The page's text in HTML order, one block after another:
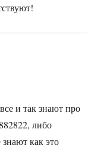
и так знают про
либо
как это